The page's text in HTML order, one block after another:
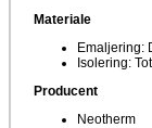
Materiale
Emaljering:
Isolering:
Producent
Neotherm